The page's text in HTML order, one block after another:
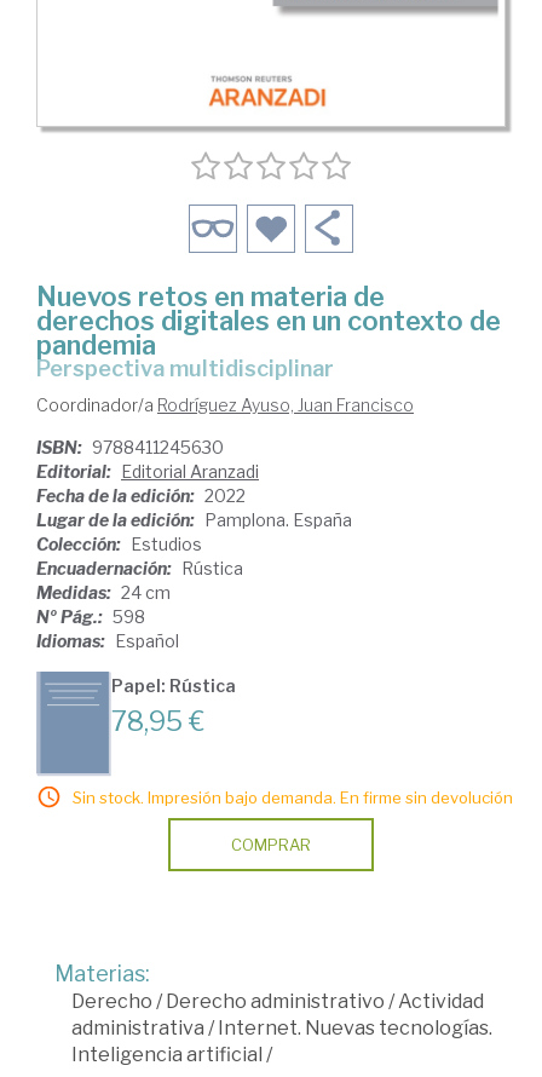
Nuevos retos en materia de
derechos digitales en un contexto de
pandemia
perspectiva multidisciplinar
Coordinador/a Rodríguez Ayuso, Juan Francisco
ISBN: 9788411245630
Editorial: Editorial Aranzadi
Fecha de la edición: 2022
Lugar de la edición: Pamplona. España
Colección: Estudios
Encuadernación: Rústica
Medidas: 24 cm
Nº Pág.: 598
Idiomas: Español
Papel: Rústica
78,95 €
Sin stock. Impresión bajo demanda. En firme sin devolución
COMPRAR
Materias:
Derecho /Derecho administrativo /Actividad
administrativa /Internet. Nuevas tecnologías.
Inteligencia artificial /